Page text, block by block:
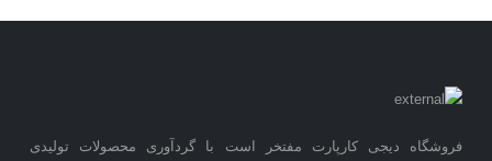
فروشگاه دیجی کارپارت مفتخر است با گردآوری محصولات تولیدی